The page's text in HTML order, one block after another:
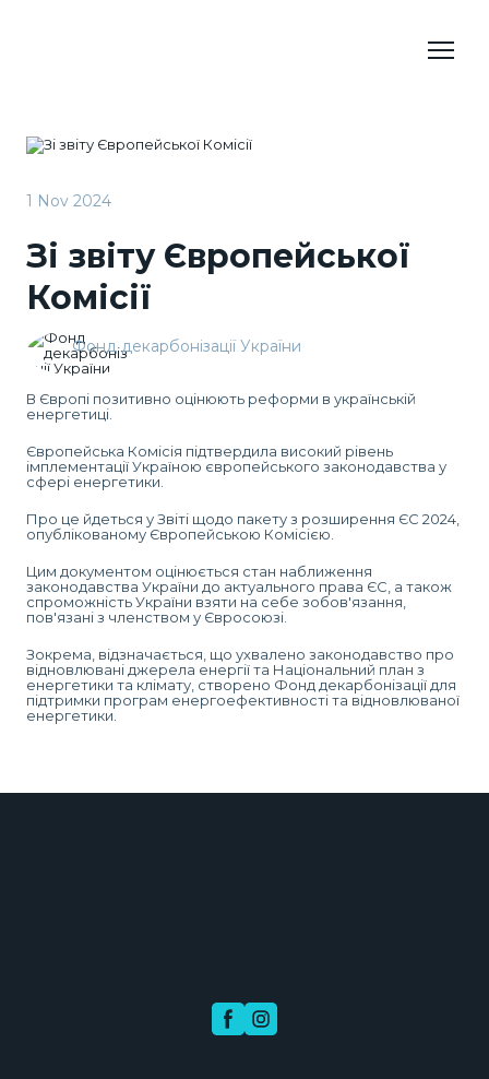
1 Nov 2024
Зі звіту Європейської
Комісії
Фонд декарбонізації України
В Європі позитивно оцінюють реформи в українській
енергетиці.
Європейська Комісія підтвердила високий рівень
імплементації Україною європейського законодавства у
сфері енергетики.
Про це йдеться у Звіті щодо пакету з розширення ЄС 2024,
опублікованому Європейською Комісією.
Цим документом оцінюється стан наближення
законодавства України до актуального права ЄС, а також
спроможність України взяти на себе зобов'язання,
пов'язані з членством у Євросоюзі.
Зокрема, відзначається, що ухвалено законодавство про
відновлювані джерела енергії та Національний план з
енергетики та клімату, створено Фонд декарбонізації для
підтримки програм енергоефективності та відновлюваної
енергетики.